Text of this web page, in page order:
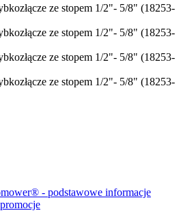
- podstawowe informacje